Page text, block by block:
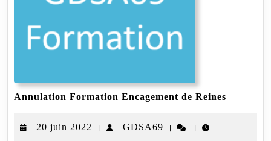
Annulation Formation Encagement de Reines
20 juin 2022
20
| GDSA69 GDSA69
| |